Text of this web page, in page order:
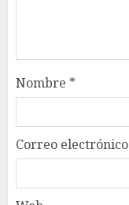
Nombre *
Correo electrónico